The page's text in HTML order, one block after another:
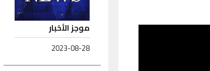
موجز الأخبار
2023-08-28